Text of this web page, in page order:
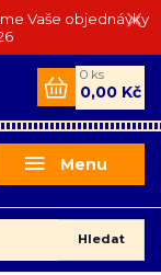
Vaše objednávky
Menu
Hledat
0 ks
0,00 Kč